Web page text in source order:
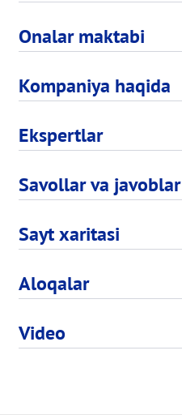
Onalar maktabi
Kompaniya haqida
Ekspertlar
Savollar va javoblar
Sayt xaritasi
Aloqalar
Video